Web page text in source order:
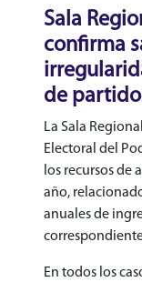
Sala
confirma
de
La Sala
Electoral del
los recursos de
año,
anuales de
En todos los